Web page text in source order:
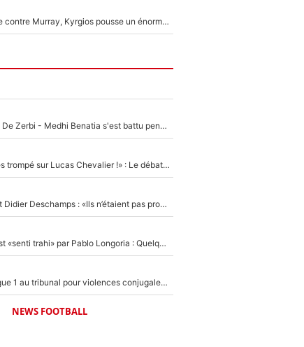
Victime de racisme contre Murray, Kyrgios pousse un énorme coup de gueule !
Départ de Roberto De Zerbi - Medhi Benatia s'est battu pendant six mois pour le retenir à l'OM, le PSG a été le naufrage de trop : «Je pars avec toi»
«Admets que tu t'es trompé sur Lucas Chevalier !» : Le débat sur le gardien du PSG vire au clash à l'After Foot
Zinédine Zidane et Didier Deschamps : «Ils n’étaient pas proches», les confidences d’un membre de l’équipe de France 1998 sur leur relation spéciale
Medhi Benatia s'est «senti trahi» par Pablo Longoria : Quelques semaines après son départ, l'ancien directeur de football de l'OM règle ses comptes
Des terrains de Ligue 1 au tribunal pour violences conjugales : Un arbitre français encourt une peine de 18 mois de prison !
NEWS FOOTBALL